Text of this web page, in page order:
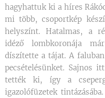
hagyhattuk ki a híres
mi több, csoportkép
helyszínt. Hatalmas, a
idéző lombkoronája
díszítette a tájat. A
pecsételésünket. Sajnos
tették ki, így a
igazolófüzetek